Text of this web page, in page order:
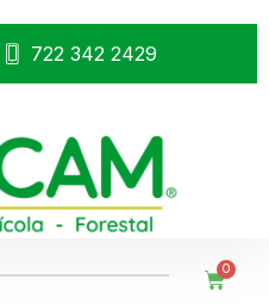
722 342 2429
0